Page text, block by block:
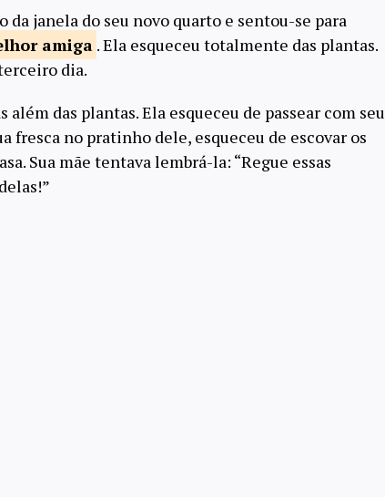
da janela do seu novo quarto e sentou-se para
amiga . Ela esqueceu totalmente das plantas.
dia.
das plantas. Ela esqueceu de passear com seu
fresca no pratinho dele, esqueceu de escovar os
Sua mãe tentava lembrá-la: “Regue essas